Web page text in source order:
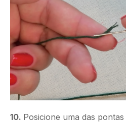
10. Posicione uma das